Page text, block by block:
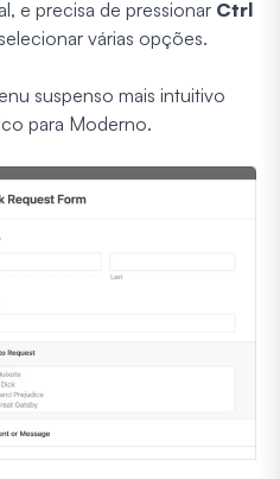
e precisa de pressionar Ctrl
várias opções.
suspenso mais intuitivo
para Moderno.